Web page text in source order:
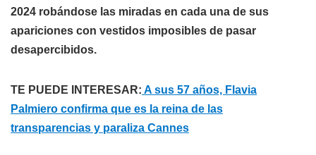
2024 robándose las miradas en cada una de sus
apariciones con vestidos imposibles de pasar
desapercibidos.
TE PUEDE INTERESAR: A sus 57 años, Flavia
Palmiero confirma que es la reina de las
transparencias y paraliza Cannes